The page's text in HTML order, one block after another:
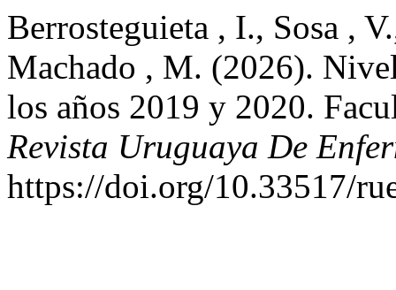
Berrosteguieta , I., Sosa ,
Machado , M. (2026).
los años 2019 y 2020.
Revista Uruguaya De
https://doi.org/10.33517/